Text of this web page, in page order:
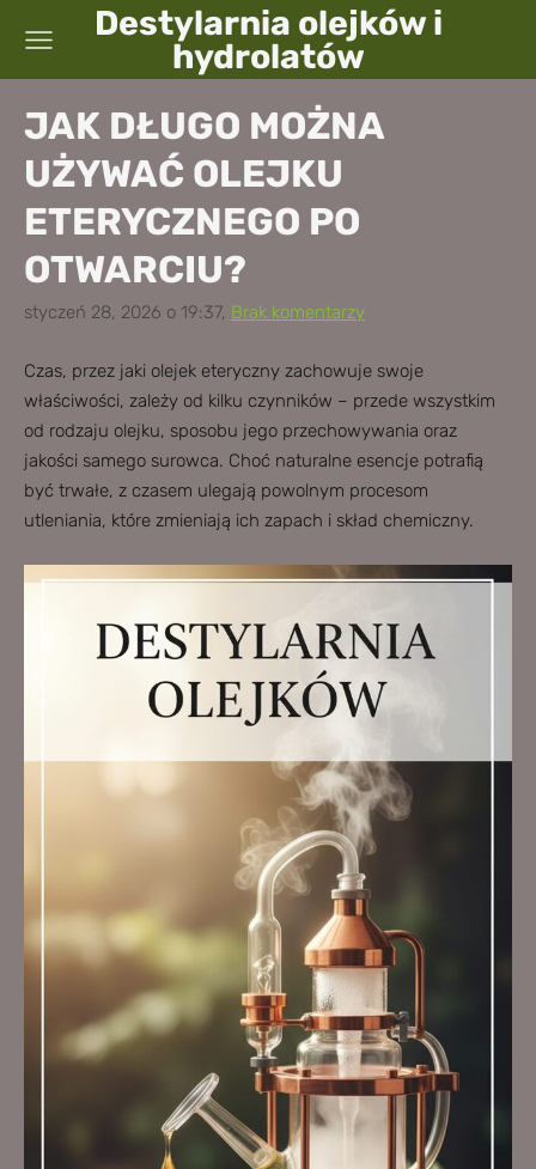
Destylarnia olejków i
hydrolatów
JAK DŁUGO MOŻNA
UŻYWAĆ OLEJKU
ETERYCZNEGO PO
OTWARCIU?
styczeń 28, 2026 o 19:37, Brak komentarzy
Czas, przez jaki olejek eteryczny zachowuje swoje
właściwości, zależy od kilku czynników – przede wszystkim
od rodzaju olejku, sposobu jego przechowywania oraz
jakości samego surowca. Choć naturalne esencje potrafią
być trwałe, z czasem ulegają powolnym procesom
utleniania, które zmieniają ich zapach i skład chemiczny.